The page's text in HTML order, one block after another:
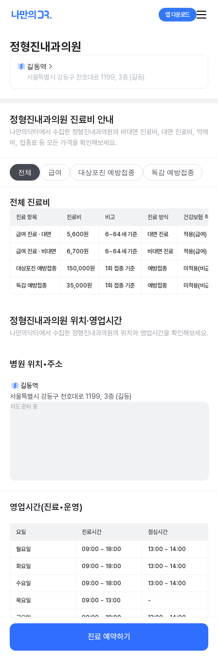
앱 다운로드
정형진내과의원
길동역
서울특별시 강동구 천호대로 1199, 3층 (길동)
정형진내과의원 진료비 안내
나만의닥터에서 수집한 정형진내과의원의 비대면 진료비, 대면 진료비, 약제
비, 접종료 등 모든 가격을 확인해보세요.
전체 급여 대상포진 예방접종 독감 예방접종
전체 진료비
진료 항목 진료비 비고 진료 방식 건강보험 적용
급여 진료 · 대면 5,600원 6~64세 기준 대면 진료 적용(급여)
급여 진료 · 비대면 6,700원 6~64세 기준 비대면 진료 적용(급여)
대상포진 예방접종 150,000원 1회 접종 기준 예방접종 미적용(비급여)
독감 예방접종 35,000원 1회 접종 기준 예방접종 미적용(비급여)
정형진내과의원 위치·영업시간
나만의닥터에서 수집한 정형진내과의원의 위치와 영업시간을 확인해보세요.
병원 위치•주소
길동역
서울특별시 강동구 천호대로 1199, 3층 (길동)
지도 준비 중
영업시간(진료•운영)
요일 진료시간 점심시간
월요일 09:00 ~ 18:00 13:00 ~ 14:00
화요일 09:00 ~ 18:00 13:00 ~ 14:00
수요일 09:00 ~ 18:00 13:00 ~ 14:00
목요일 09:00 ~ 13:00 -
금요일 09:00 ~ 18:00 13:00 ~ 14:00
09:00 ~ 13:00
일요일 휴무 -
진료 예약하기